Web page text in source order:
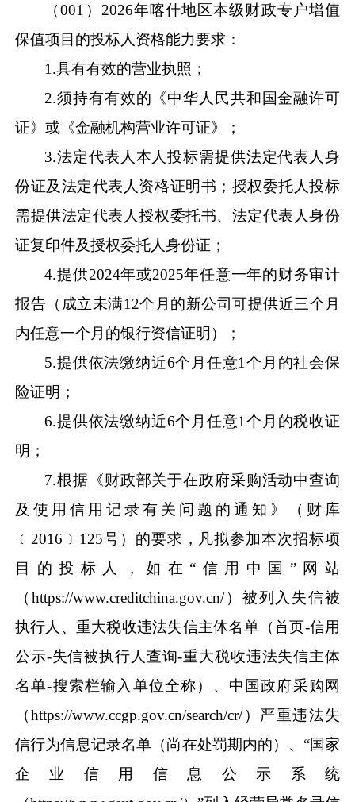
（001 ） 2026年喀什地区本级财政专户增值
保值项目的投标人资格能力要求：
1.具有有效的营业执照；
2.须持有有效的《中华人民共和国金融许可
证》或《金融机构营业许可证》；
3.法定代表人本人投标需提供法定代表人身
份证及法定代表人资格证明书 ； 授权委托人投标
需提供法定代表人授权委托书、法定代表人身份
证复印件及授权委托人身份证；
4.提供2024年或2025年任意一年的财务审计
报告（成立未满12个月的新公司可提供近三个月
内任意一个月的银行资信证明）；
5.提供依法缴纳近6个月任意1 个月的社会保
险证明；
6.提供依法缴纳近6个月任意1 个月的税收证
明；
7.根据《财政部关于在政府采购活动中查询
及使用信用记录有关问题的通知》（财库
﹝ 2016 ﹞ 125号）的要求，凡拟参加本次招标项
目的投标人，如在 “ 信用中国 ”网站
（ https://www.creditchina.gov.cn/）被列入失信被
执行人、重大税收违法失信主体名单（首页-信用
公示-失信被执行人查询-重大税收违法失信主体
名单-搜索栏输入单位全称）、中国政府采购网
（https://www.ccgp.gov.cn/search/cr/）严重违法失
信行为信息记录名单（尚在处罚期内的）、 “国家
企业信用信息公示系统